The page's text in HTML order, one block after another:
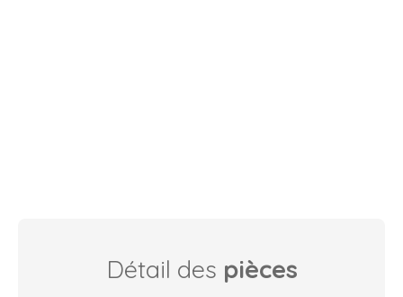
Détail des pièces